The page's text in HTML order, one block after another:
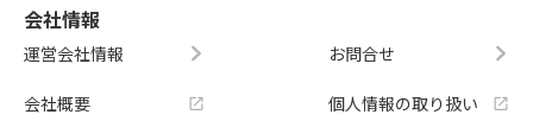
会社情報
運営会社情報
会社概要
お問合せ
個人情報の取り扱い